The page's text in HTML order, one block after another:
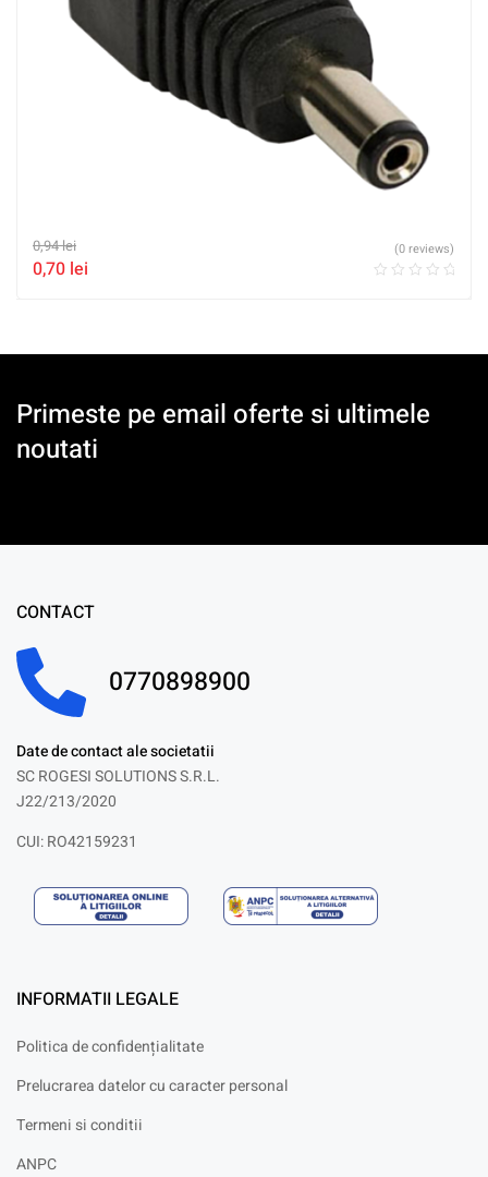
0,94lei
0,70 lei
(0 reviews)
Primeste pe email oferte si ultimele
noutati
CONTACT
0770898900
Date de contact ale societatii
SC ROGESI SOLUTIONS S.R.L.
J22/213/2020
CUI: RO42159231
INFORMATII LEGALE
Politica de confidențialitate
Prelucrarea datelor cu caracter personal
Termeni si conditii
ANPC